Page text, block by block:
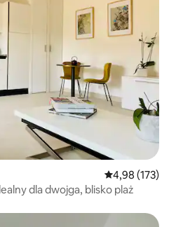
Średnia
4,98 (173)
dla dwojga, blisko plaż